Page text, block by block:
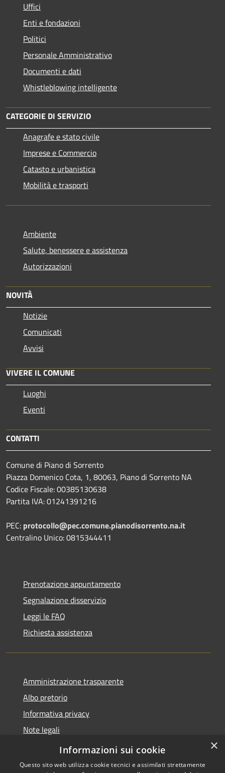
Uffici
Enti e fondazioni
Politici
Personale Amministrativo
Documenti e dati
Whistleblowing intelligente
CATEGORIE DI SERVIZIO
Anagrafe e stato civile
Imprese e Commercio
Catasto e urbanistica
Mobilità e trasporti
Ambiente
Salute, benessere e assistenza
Autorizzazioni
NOVITÀ
Notizie
Comunicati
Avvisi
VIVERE IL COMUNE
Luoghi
Eventi
CONTATTI
Comune di Piano di Sorrento
Piazza Domenico Cota, 1, 80063, Piano di Sorrento NA
Codice Fiscale: 00385130638
Partita IVA: 01241391216
PEC: protocollo@pec.comune.pianodisorrento.na.it
Centralino Unico: 0815344411
Prenotazione appuntamento
Segnalazione disservizio
Leggi le FAQ
Richiesta assistenza
Amministrazione trasparente
Albo pretorio
Informativa privacy
Note legali
Dichiarazione di accessibilità
×
Informazioni sui cookie
Questo sito web utilizza cookie tecnici e assimilati strettamente